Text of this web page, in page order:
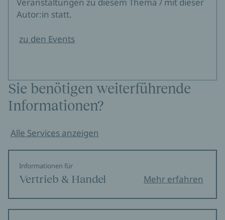
Autor:in statt.
zu den Events
Sie benötigen weiterführende
Informationen?
Alle Services anzeigen
Informationen für
Vertrieb & Handel Mehr erfahren